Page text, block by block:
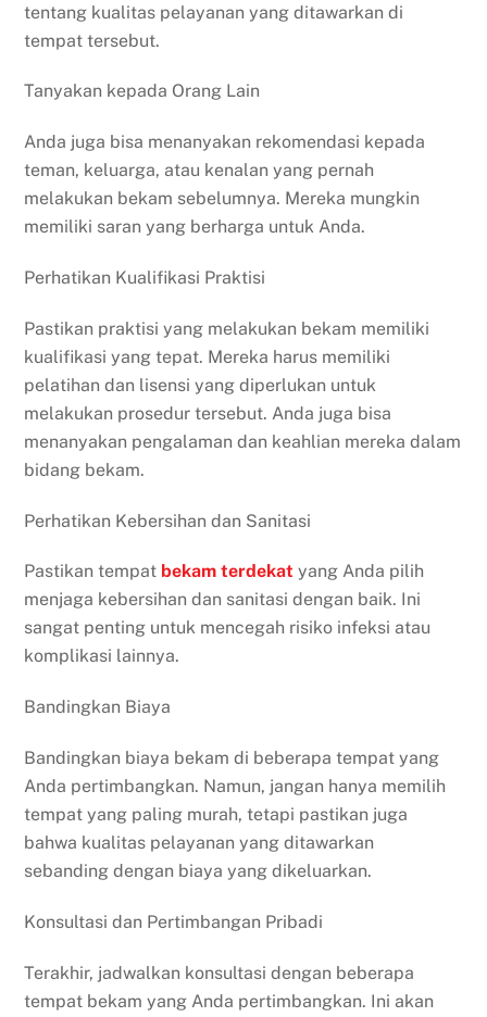
tentang kualitas pelayanan yang ditawarkan di
tempat tersebut.
Tanyakan kepada Orang Lain
Anda juga bisa menanyakan rekomendasi kepada
teman, keluarga, atau kenalan yang pernah
melakukan bekam sebelumnya. Mereka mungkin
memiliki saran yang berharga untuk Anda.
Perhatikan Kualifikasi Praktisi
Pastikan praktisi yang melakukan bekam memiliki
kualifikasi yang tepat. Mereka harus memiliki
pelatihan dan lisensi yang diperlukan untuk
melakukan prosedur tersebut. Anda juga bisa
menanyakan pengalaman dan keahlian mereka dalam
bidang bekam.
Perhatikan Kebersihan dan Sanitasi
Pastikan tempat bekamterdekat yang Anda pilih
menjaga kebersihan dan sanitasi dengan baik. Ini
sangat penting untuk mencegah risiko infeksi atau
komplikasi lainnya.
Bandingkan Biaya
Bandingkan biaya bekam di beberapa tempat yang
Anda pertimbangkan. Namun, jangan hanya memilih
tempat yang paling murah, tetapi pastikan juga
bahwa kualitas pelayanan yang ditawarkan
sebanding dengan biaya yang dikeluarkan.
Konsultasi dan Pertimbangan Pribadi
Terakhir, jadwalkan konsultasi dengan beberapa
tempat bekam yang Anda pertimbangkan. Ini akan